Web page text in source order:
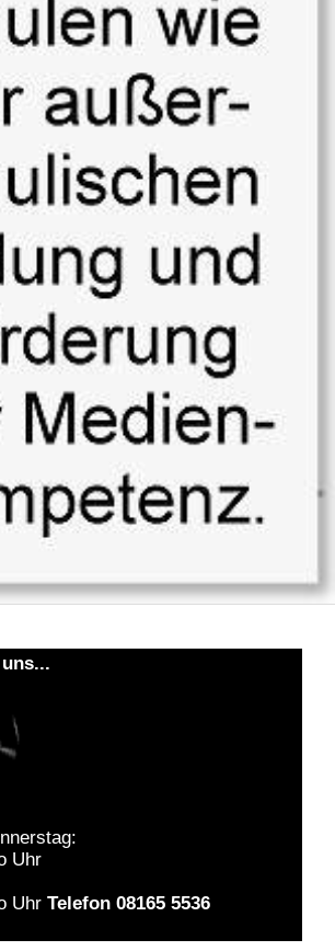
Uhr
Uhr Telefon 08165 5536